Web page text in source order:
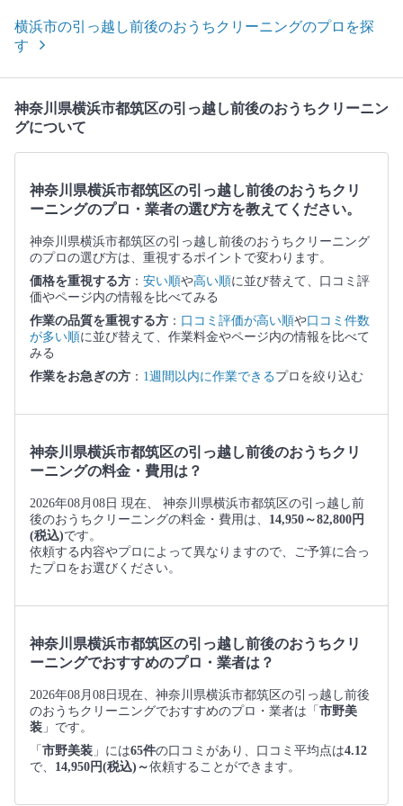
横浜市の引っ越し前後のおうちクリーニングのプロを探
す
神奈川県横浜市都筑区の引っ越し前後のおうちクリーニン
グについて
神奈川県横浜市都筑区の引っ越し前後のおうちクリ
ーニングのプロ・業者の選び方を教えてください。
神奈川県横浜市都筑区の引っ越し前後のおうちクリーニング
のプロの選び方は、重視するポイントで変わります。
価格を重視する方 ： 安い順や高い順に並び替えて、口コミ評
価やページ内の情報を比べてみる
作業の品質を重視する方 ： 口コミ評価が高い順や口コミ件数
が多い順に並び替えて、作業料金やページ内の情報を比べて
みる
作業をお急ぎの方 ： 1週間以内に作業できるプロを絞り込む
神奈川県横浜市都筑区の引っ越し前後のおうちクリ
ーニングの料金・費用は？
2026年08月08日 現在、 神奈川県横浜市都筑区の引っ越し前
後のおうちクリーニングの料金・費用は、 14,950～82,800円
(税込)です。
依頼する内容やプロによって異なりますので、ご予算に合っ
たプロをお選びください。
神奈川県横浜市都筑区の引っ越し前後のおうちクリ
ーニングでおすすめのプロ・業者は？
2026年08月08日現在、神奈川県横浜市都筑区の引っ越し前後
のおうちクリーニングでおすすめのプロ・業者は「 市野美
装 」です。
「 市野美装 」には65件の口コミがあり、口コミ平均点は4.12
で、 14,950円(税込)～依頼することができます。